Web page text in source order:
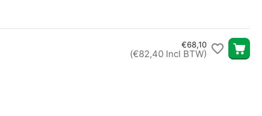
€68,10
(€82,40 Incl BTW)